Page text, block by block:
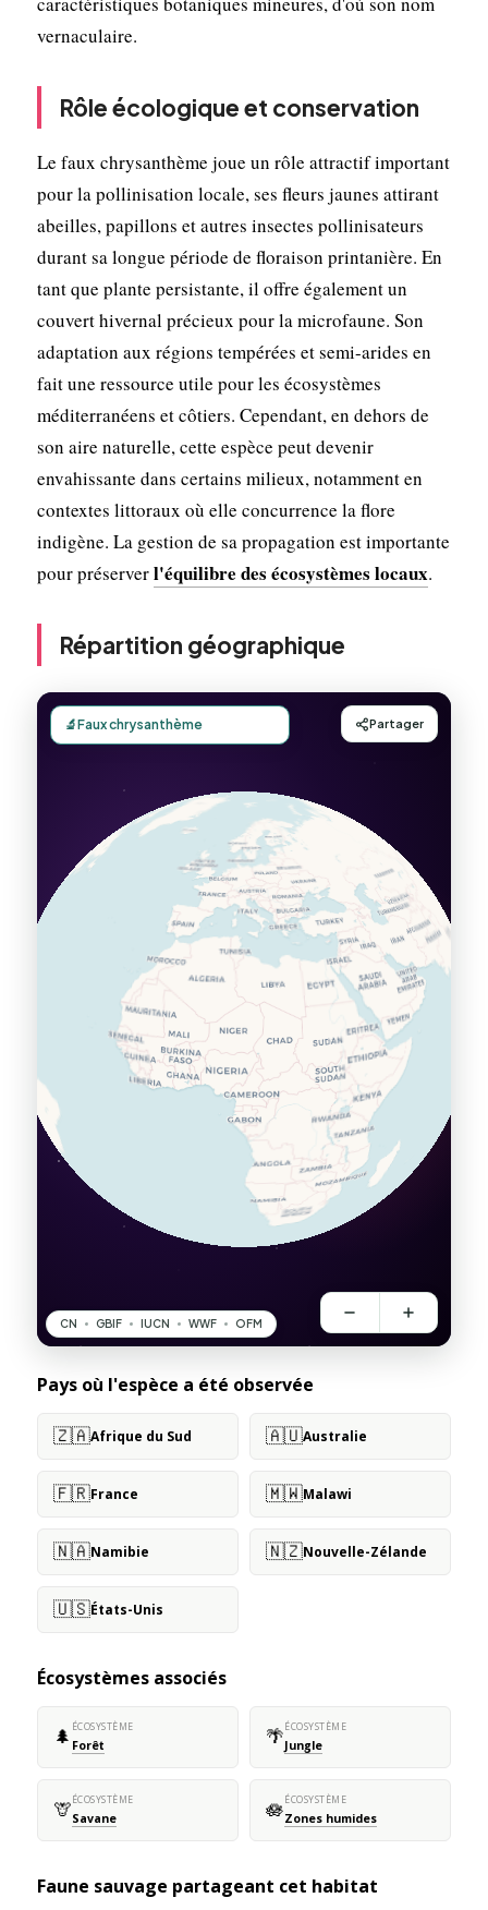
vernaculaire.
Rôle écologique et conservation
Le faux chrysanthème joue un rôle attractif important
pour la pollinisation locale, ses fleurs jaunes attirant
abeilles, papillons et autres insectes pollinisateurs
durant sa longue période de floraison printanière. En
tant que plante persistante, il offre également un
couvert hivernal précieux pour la microfaune. Son
adaptation aux régions tempérées et semi-arides en
fait une ressource utile pour les écosystèmes
méditerranéens et côtiers. Cependant, en dehors de
son aire naturelle, cette espèce peut devenir
envahissante dans certains milieux, notamment en
contextes littoraux où elle concurrence la flore
indigène. La gestion de sa propagation est importante
pour préserverl'équilibre des écosystèmes locaux.
Répartition géographique
Pays où l'espèce a été observée
🇿🇦Afrique du Sud 🇦🇺Australie
🇫🇷France 🇲🇼Malawi
🇳🇦Namibie 🇳🇿Nouvelle-Zélande
🇺🇸États-Unis
Écosystèmes associés
🌲 ÉCOSYSTÈME
Forêt 🌴ÉCOSYSTÈME
Jungle
🦒ÉCOSYSTÈME
Savane 🪷ÉCOSYSTÈME
Zones humides
Faune sauvage partageant cet habitat